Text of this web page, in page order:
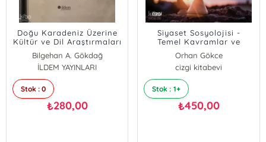
Doğu Karadeniz Üzerine
Kültür ve Dil Araştırmaları
Bilgehan A. Gökdağ
İLDEM YAYINLARI
Stok : 0
₺280,00
Siyaset Sosyolojisi -
Temel Kavramlar ve
Yaklaşımlar
Orhan Gökce
cizgi kitabevi
Stok : 1+
₺450,00